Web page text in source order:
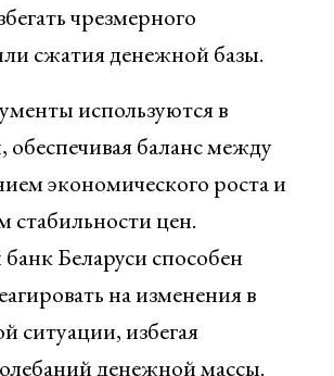
чрезмерного
сжатия денежной базы.
используются в
обеспечивая баланс между
экономического роста и
стабильности цен.
Беларуси способен
на изменения в
ситуации, избегая
денежной массы.